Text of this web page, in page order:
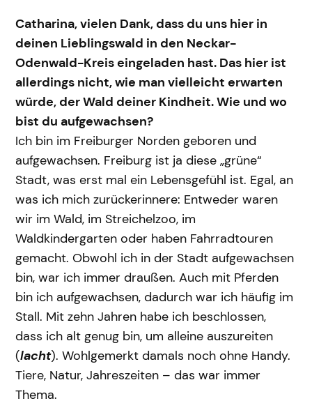
Catharina, vielen Dank, dass du uns hier in
deinen Lieblingswald in den Neckar-
Odenwald-Kreis eingeladen hast. Das hier ist
allerdings nicht, wie man vielleicht erwarten
würde, der Wald deiner Kindheit. Wie und wo
bist du aufgewachsen?
Ich bin im Freiburger Norden geboren und
aufgewachsen. Freiburg ist ja diese „grüne“
Stadt, was erst mal ein Lebensgefühl ist. Egal, an
was ich mich zurückerinnere: Entweder waren
wir im Wald, im Streichelzoo, im
Waldkindergarten oder haben Fahrradtouren
gemacht. Obwohl ich in der Stadt aufgewachsen
bin, war ich immer draußen. Auch mit Pferden
bin ich aufgewachsen, dadurch war ich häufig im
Stall. Mit zehn Jahren habe ich beschlossen,
dass ich alt genug bin, um alleine auszureiten
(lacht). Wohlgemerkt damals noch ohne Handy.
Tiere, Natur, Jahreszeiten – das war immer
Thema.